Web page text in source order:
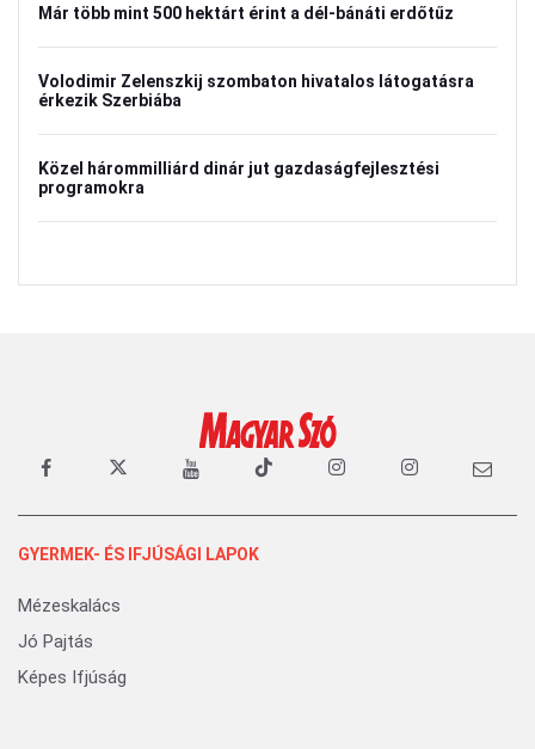
Már több mint 500 hektárt érint a dél-bánáti erdőtűz
Volodimir Zelenszkij szombaton hivatalos látogatásra
érkezik Szerbiába
Közel hárommilliárd dinár jut gazdaságfejlesztési
programokra
GYERMEK- ÉS IFJÚSÁGI LAPOK
Mézeskalács
Jó Pajtás
Képes Ifjúság